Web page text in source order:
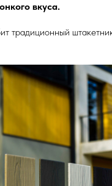
вкуса.
традиционный